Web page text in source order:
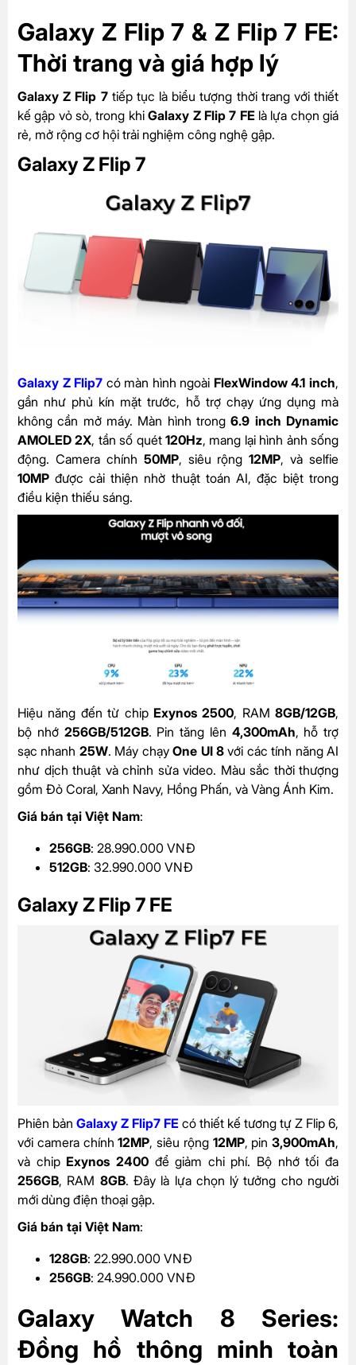
Galaxy Z Flip 7 & Z Flip 7 FE:
Thời trang và giá hợp lý
Galaxy Z Flip 7tiếp tục là biểu tượng thời trang với thiết
kế gập vỏ sò, trong khiGalaxy Z Flip 7 FElà lựa chọn giá
rẻ, mở rộng cơ hội trải nghiệm công nghệ gập.
Galaxy Z Flip 7
Galaxy Z Flip7 có màn hình ngoài FlexWindow 4.1 inch,
gần như phủ kín mặt trước, hỗ trợ chạy ứng dụng mà
không cần mở máy. Màn hình trong6.9 inch Dynamic
AMOLED 2X, tần số quét120Hz, mang lại hình ảnh sống
động. Camera chính 50MP, siêu rộng12MP, và selfie
10MP được cải thiện nhờ thuật toán AI, đặc biệt trong
điều kiện thiếu sáng.
Hiệu năng đến từ chip Exynos 2500, RAM 8GB/12GB,
bộ nhớ 256GB/512GB. Pin tăng lên 4,300mAh, hỗ trợ
sạc nhanh 25W. Máy chạyOne UI 8với các tính năng AI
như dịch thuật và chỉnh sửa video. Màu sắc thời thượng
gồm Đỏ Coral, Xanh Navy, Hồng Phấn, và Vàng Ánh Kim.
Giá bán tại Việt Nam:
256GB: 28.990.000 VNĐ
512GB: 32.990.000 VNĐ
Galaxy Z Flip 7 FE
Phiên bản Galaxy Z Flip7 FE có thiết kế tương tự Z Flip 6,
với camera chính12MP, siêu rộng 12MP, pin 3,900mAh,
và chipExynos 2400để giảm chi phí. Bộ nhớ tối đa
256GB, RAM 8GB. Đây là lựa chọn lý tưởng cho người
mới dùng điện thoại gập.
Giá bán tại Việt Nam:
128GB: 22.990.000 VNĐ
256GB: 24.990.000 VNĐ
Galaxy Watch 8 Series:
Đồng hồ thông minh toàn